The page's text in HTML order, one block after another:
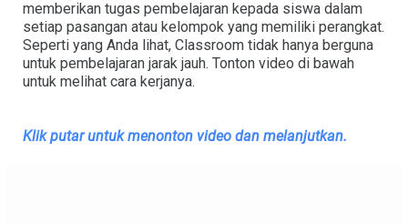
memberikan tugas pembelajaran kepada siswa dalam
setiap pasangan atau kelompok yang memiliki perangkat.
Seperti yang Anda lihat, Classroom tidak hanya berguna
untuk pembelajaran jarak jauh. Tonton video di bawah
untuk melihat cara kerjanya.
Klik putar untuk menonton video dan melanjutkan.